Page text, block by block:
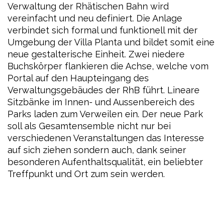
Verwaltung der Rhätischen Bahn wird
vereinfacht und neu definiert. Die Anlage
verbindet sich formal und funktionell mit der
Umgebung der Villa Planta und bildet somit eine
neue gestalterische Einheit. Zwei niedere
Buchskörper flankieren die Achse, welche vom
Portal auf den Haupteingang des
Verwaltungsgebäudes der RhB führt. Lineare
Sitzbänke im Innen- und Aussenbereich des
Parks laden zum Verweilen ein. Der neue Park
soll als Gesamtensemble nicht nur bei
verschiedenen Veranstaltungen das Interesse
auf sich ziehen sondern auch, dank seiner
besonderen Aufenthaltsqualität, ein beliebter
Treffpunkt und Ort zum sein werden.